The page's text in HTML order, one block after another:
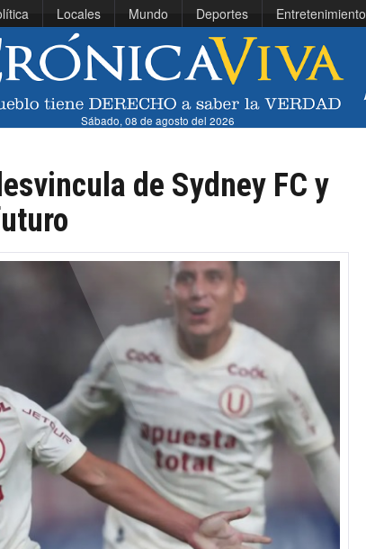
Locales Mundo Deportes Entretenimiento
Sábado, 08 de agosto del 2026
de Sydney FC y